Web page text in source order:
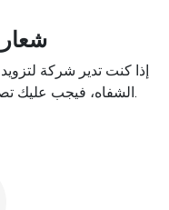
إذا كنت تدير شركة
الشفاه، فيجب عليك تصميم شعار يحتوي على أحمر الشفاه.